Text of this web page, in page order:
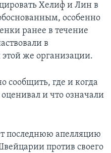
Хелиф и Лин в
особенно
ранее в течение
в
этой же организации.
сообщить, где и когда
и что означали
последнюю апелляцию
против своего